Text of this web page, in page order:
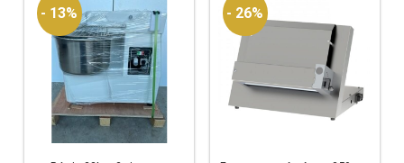
RÉFRIGÉRATEUR
RÉFRIGÉRATEUR VITRÉ
RÉFRI / CONGÉL BOULANGERIE
RÉFRI / CONGÉL PÂTISSERIE
- 13% - 26%